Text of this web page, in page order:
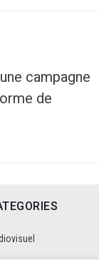
campagne
de